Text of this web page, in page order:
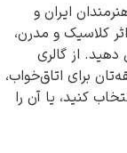
ایران و
کلاسیک و مدرن،
از گالری
برای اتاق‌خواب،
کنید، یا آن را